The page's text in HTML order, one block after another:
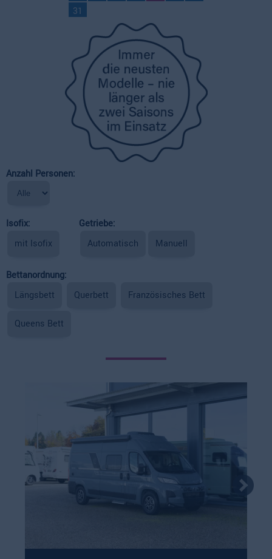
31
Anzahl Personen:
Isofix:
mit Isofix
Getriebe:
Automatisch
Manuell
Bettanordnung:
Längsbett
Querbett Französisches Bett
Queens Bett